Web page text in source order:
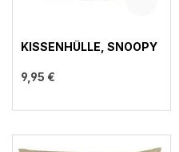
KISSENHÜLLE, SNOOPY
9,95 €